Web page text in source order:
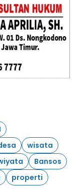
wisata
Bansos
properti